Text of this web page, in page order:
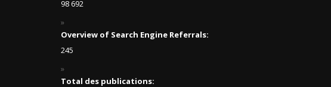
98 692
Overview of Search Engine Referrals:
245
Total des publications: